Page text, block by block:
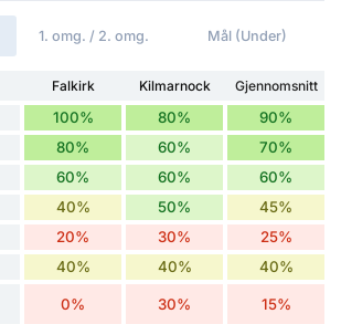
1. omg. / 2. omg. Mål (Under)
Falkirk Kilmarnock
Gjennomsnitt
100% 80% 90%
80% 60% 70%
60% 60% 60%
40% 50% 45%
20% 30% 25%
40% 40% 40%
0% 30% 15%